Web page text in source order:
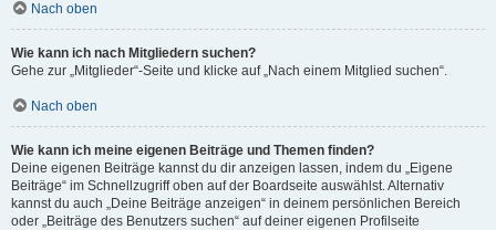
Nach oben
Wie kann ich nach Mitgliedern suchen?
Gehe zur „Mitglieder“-Seite und klicke auf „Nach einem Mitglied suchen“.
Nach oben
Wie kann ich meine eigenen Beiträge und Themen finden?
Deine eigenen Beiträge kannst du dir anzeigen lassen, indem du „Eigene
Beiträge“ im Schnellzugriff oben auf der Boardseite auswählst. Alternativ
kannst du auch „Deine Beiträge anzeigen“ in deinem persönlichen Bereich
oder „Beiträge des Benutzers suchen“ auf deiner eigenen Profilseite